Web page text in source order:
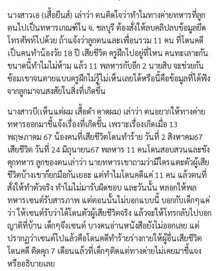
นางสาวเอ (เสื้อยีนส์) เล่าว่า ตนติดใจว่าทำไมทางค่ายทหารที่ลูก
ตนไปเป็นทหารเกณฑ์ใน จ. ชลบุรี ต้องสั่งให้ลบคลิปลบข้อมูลยึด
โทรศัพท์ไปด้วย ถ้าแจ้งว่าลูกตนและเพื่อนรวม 11 คน ที่โดนคดี
เป็นคนทำน้องวัย 18 ปี เสียชีวิต ครูฝึกไปอยู่ที่ไหน คนทะเลาะกัน
ขนาดนี้ทำไมไม่ห้าม แล้ว 11 พลหารกับอีก 2 นายสิบ จะช่วยกัน
ซ้อมเขาจนตายแบบครูฝึกไม่รู้ไม่เห็นเลยได้หรือนี้คือข้อมูลที่ได้ฟัง
จากลูกมาจนสงสัยในสิ่งที่เกิดขึ้น
นางสาวบี(เห็นแต่ผม เสื้อดำ คาดผม) เล่าว่า ตนอยากให้ทางค่าย
ทหารออกมาชี้แจ้งเรื่องที่เกิดขึ้น เพราะเรื่องเกิดเมื่อ 13
พฤษภาคม 67 น้องคนที่เสียชีวิตโดนทำร้าย วันที่ 2 สิงหาคม67
เสียชีวิต วันที่ 24 มิถุนายน67 พลหาร 11 คนโดนสอบสวนและขัง
คุกทหาร ลูกของตนเล่าว่า นายทหารเขาถามว่ามีใครแตะตัวผู้เสีย
ชีวิตบ้างเขาก็ยกมือกันเยอะ แต่ทำไมโดนคดีแค่ 11 คน แล้วตนที่
สั่งให้ทำตัวจริง ทำไมไม่มารับผิดชอบ และวันนั้น หลอกให้พล
ทหารเซนต์รับสารภาพ แต่ตอนนั้นไม่บอกแบบนี้ บอกกับเด็กๆแค่
ว่า ให้เซนต์รับว่าได้โดนตัวผู้เสียชีวิตจริง แล้วจะให้โทรกลับไปบอก
ญาติที่บ้าน เด็กๆจึงเซนต์ บางคนอ่านหนังสือยังไม่ออกเลย แต่
ปรากฏว่าเซนต์ไปแล้วคือโดนคดีทำร้ายร่างกายให้ผู้อื่นเสียชีวิต
โดนคดี ติดคุก 7 เดือนแล้วที่เด็กๆติดแต่ทางค่ายไม่เคยมาชี้แจง
หรืออธิบายเลย